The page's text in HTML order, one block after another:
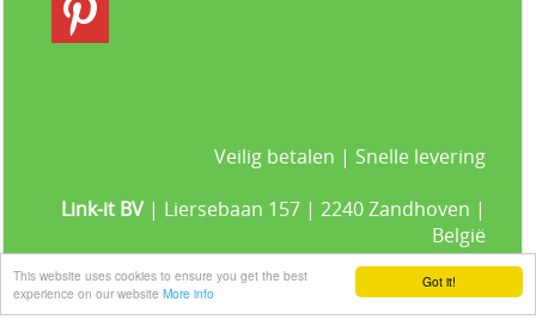
Got it!
This website uses cookies to ensure you get the best
experience on our website More info
Veilig betalen | Snelle levering
Link-it BV | Liersebaan 157 | 2240 Zandhoven |
België
+32 3 420 08 11 | ✉hallo@link-it.be
BTW: BE0648821122 | Fortis BE47 0017 8143 2480